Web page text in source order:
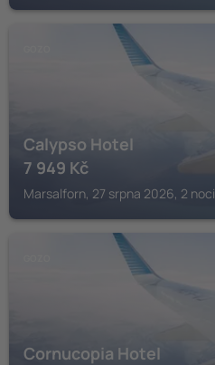
Calypso Hotel
7 949 Kč
Marsalforn, 27 srpna 2026, 2 noci
Cornucopia Hotel